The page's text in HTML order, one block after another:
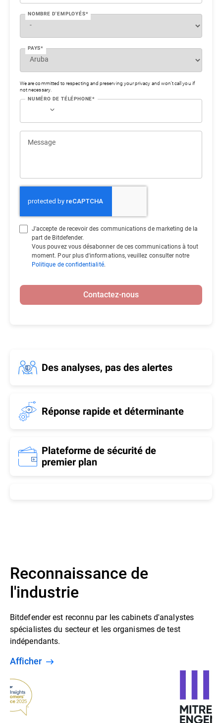
Des analyses, pas des alertes
Réponse rapide et déterminante
Plateforme de sécurité de
premier plan
NOMBRE D'EMPLOYÉS*
PAYS*
We are committed to respecting and preserving your privacy and won’t call you if
not necessary.
NUMÉRO DE TÉLÉPHONE*
Message
J'accepte de recevoir des communications de marketing de la
part de Bitdefender.
Vous pouvez vous désabonner de ces communications à tout
moment. Pour plus d'informations, veuillez consulter notre
Politique de confidentialité.
Contactez-nous
Reconnaissance de
l'industrie
Bitdefender est reconnu par les cabinets d'analystes
spécialistes du secteur et les organismes de test
indépendants.
Afficher